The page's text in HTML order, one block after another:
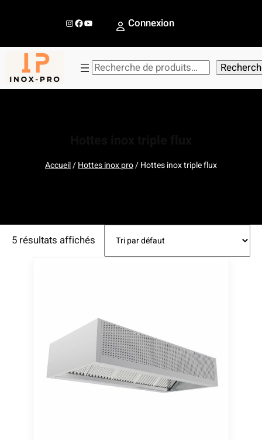
InstagramFacebook YouTube Connexion
R
c
h
Accueil/Hottes inox pro/ Hottes inox triple flux
5 résultats affichés